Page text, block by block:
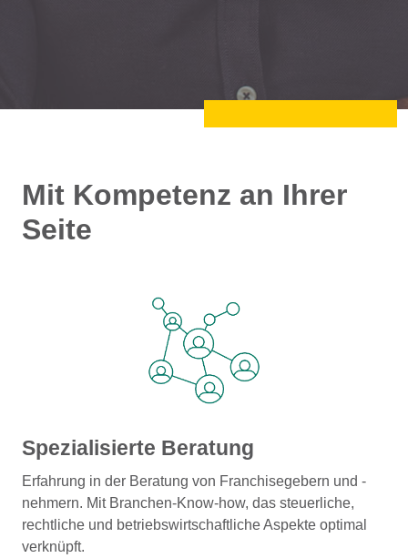
Mit Kompetenz an Ihrer
Seite
Spezialisierte Beratung
Erfahrung in der Beratung von Franchisegebern und -
nehmern. Mit Branchen-Know-how, das steuerliche,
rechtliche und betriebswirtschaftliche Aspekte optimal
verknüpft.